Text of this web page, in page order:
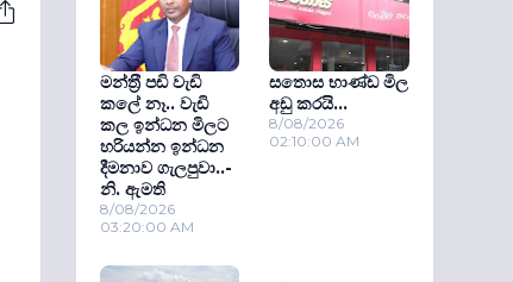
මන්ත‍්‍රී පඩි වැඩි
කලේ නෑ.. වැඩි
කල ඉන්ධන මිලට
හරියන්න ඉන්ධන
දීමනාව ගැලපුවා..-
නි. ඇමති
8/08/2026
03:20:00 AM
සතොස භාණ්ඩ මිල
අඩු කරයි...
8/08/2026
02:10:00 AM